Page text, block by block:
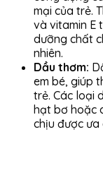
mại của trẻ.
và vitamin E
dưỡng chất
nhiên.
Dầu thơm:
em bé, giúp
trẻ. Các loại
hạt bơ hoặc
chịu được ưa